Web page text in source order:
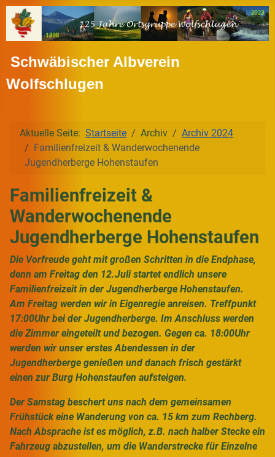
Schwäbischer Albverein
Wolfschlugen
Aktuelle Seite: Startseite Archiv
Archiv 2024
Familienfreizeit & Wanderwochenende
Jugendherberge Hohenstaufen
Familienfreizeit &
Wanderwochenende
Jugendherberge Hohenstaufen
Die Vorfreude geht mit großen Schritten in die Endphase,
denn am Freitag den 12.Juli startet endlich unsere
Familienfreizeit in der Jugendherberge Hohenstaufen.
Am Freitag werden wir in Eigenregie anreisen. Treffpunkt
17:00Uhr bei der Jugendherberge. Im Anschluss werden
die Zimmer eingeteilt und bezogen. Gegen ca. 18:00Uhr
werden wir unser erstes Abendessen in der
Jugendherberge genießen und danach frisch gestärkt
einen zur Burg Hohenstaufen aufsteigen.
Der Samstag beschert uns nach dem gemeinsamen
Frühstück eine Wanderung von ca. 15 km zum Rechberg.
Nach Absprache ist es möglich, z.B. nach halber Stecke ein
Fahrzeug abzustellen, um die Wanderstrecke für Einzelne